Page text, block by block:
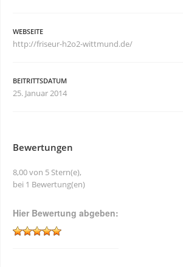
WEBSEITE
http://friseur-h2o2-wittmund.de/
BEITRITTSDATUM
25. Januar 2014
Bewertungen
8,00 von 5 Stern(e),
bei 1 Bewertung(en)
Hier Bewertung abgeben: